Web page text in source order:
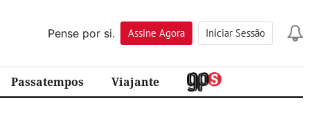
Pense por si.
Assine Agora Iniciar Sessão
Passatempos Viajante